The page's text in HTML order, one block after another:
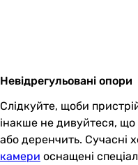
Невідрегульовані опори
Слідкуйте, щоби
інакше не дивуйтеся,
або деренчить. Сучасні
камери оснащені